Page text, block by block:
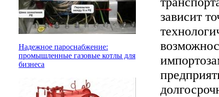
Надежное пароснабжение:
промышленные газовые котлы для
бизнеса
зависит